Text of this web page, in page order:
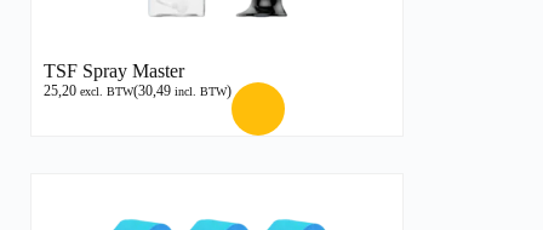
TSF Spray Master
25,20 excl. BTW(30,49 incl. BTW)